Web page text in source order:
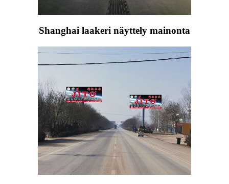
Shanghai laakeri näyttely mainonta